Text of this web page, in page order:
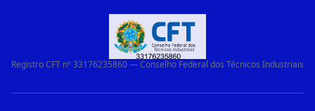
Registro CFT nº 33176235860 — Conselho Federal dos Técnicos Industriais